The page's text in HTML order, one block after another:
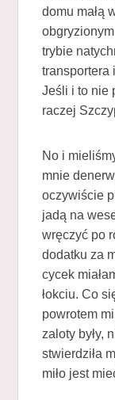
domu małą
trybie
transportera
Jeśli i to nie
raczej
No i
mnie
oczywiście
jadą na
wręczyć po
dodatku za
cycek
łokciu. Co
powrotem
zaloty były,
stwierdziła
miło jest